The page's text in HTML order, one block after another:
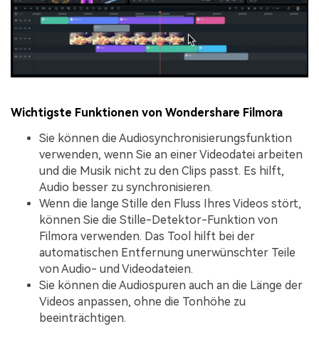
Wichtigste Funktionen von Wondershare Filmora
Sie können die Audiosynchronisierungsfunktion
verwenden, wenn Sie an einer Videodatei arbeiten
und die Musik nicht zu den Clips passt. Es hilft,
Audio besser zu synchronisieren.
Wenn die lange Stille den Fluss Ihres Videos stört,
können Sie die Stille-Detektor-Funktion von
Filmora verwenden. Das Tool hilft bei der
automatischen Entfernung unerwünschter Teile
von Audio- und Videodateien.
Sie können die Audiospuren auch an die Länge der
Videos anpassen, ohne die Tonhöhe zu
beeinträchtigen.